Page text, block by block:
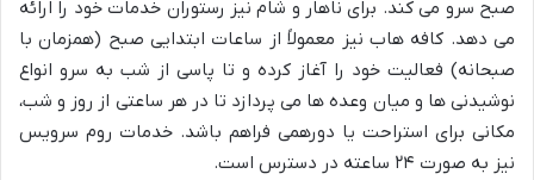
صبح سرو می کند. برای ناهار و شام نیز رستوران خدمات خود را ارائه
می دهد. کافه هاب نیز معمولاً از ساعات ابتدایی صبح (همزمان با
صبحانه) فعالیت خود را آغاز کرده و تا پاسی از شب به سرو انواع
نوشیدنی ها و میان وعده ها می پردازد تا در هر ساعتی از روز و شب،
مکانی برای استراحت یا دورهمی فراهم باشد. خدمات روم سرویس
نیز به صورت ۲۴ ساعته در دسترس است.